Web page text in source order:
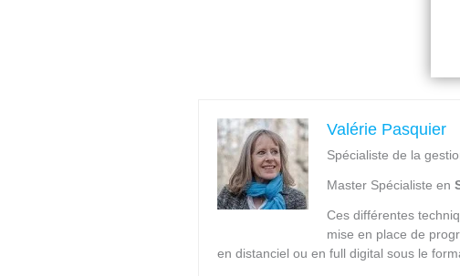
Valérie Pasquier
Spécialiste de la
Master Spécialiste en
Ces différentes
mise en place de
en distanciel ou en full digital sous le